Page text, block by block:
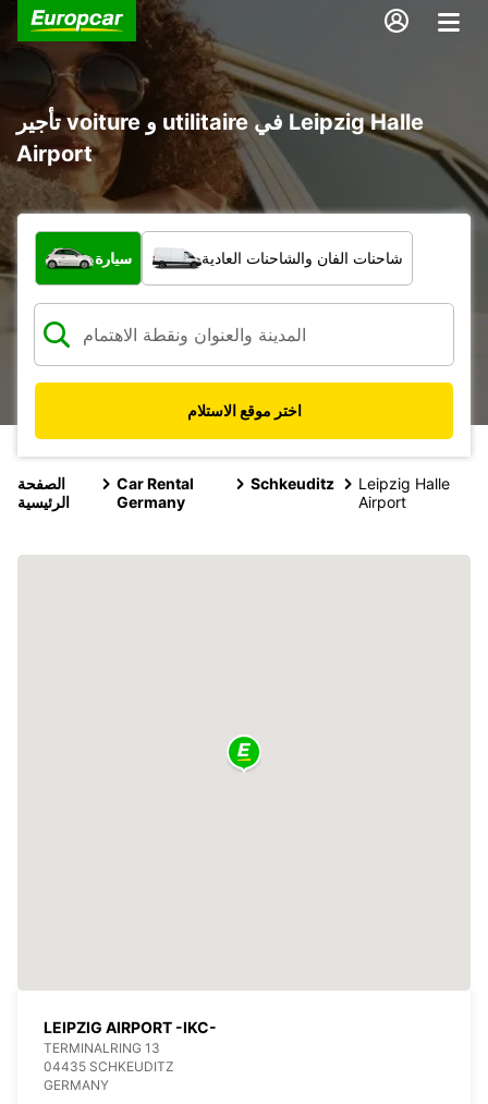
تأجير voiture و utilitaire في Leipzig Halle
Airport
ما نوع المركبة؟
سيارة شاحنات الفان والشاحنات العادية
اختر موقع الاستلام
الصفحة
الرئيسية
Car Rental
Germany
Schkeuditz
Leipzig Halle
Airport
LEIPZIG AIRPORT -IKC-
TERMINALRING 13
04435 SCHKEUDITZ
GERMANY